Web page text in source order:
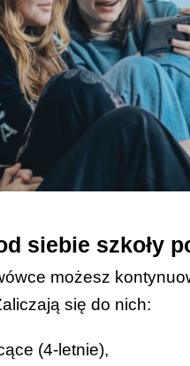
siebie szkoły
możesz
się do nich:
(4-letnie),